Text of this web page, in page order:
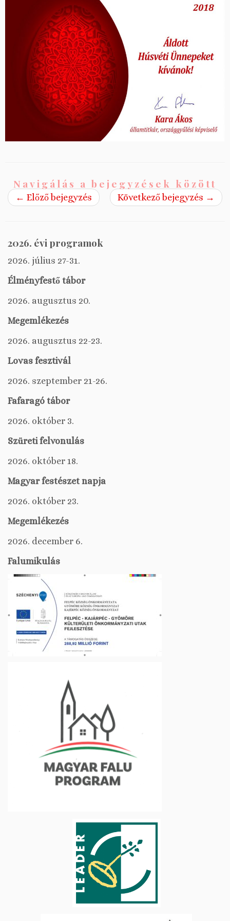
Navigálás a bejegyzések között
← Előző bejegyzés Következő bejegyzés →
2026. évi programok
2026. július 27-31.
Élményfestő tábor
2026. augusztus 20.
Megemlékezés
2026. augusztus 22-23.
Lovas fesztivál
2026. szeptember 21-26.
Fafaragó tábor
2026. október 3.
Szüreti felvonulás
2026. október 18.
Magyar festészet napja
2026. október 23.
Megemlékezés
2026. december 6.
Falumikulás